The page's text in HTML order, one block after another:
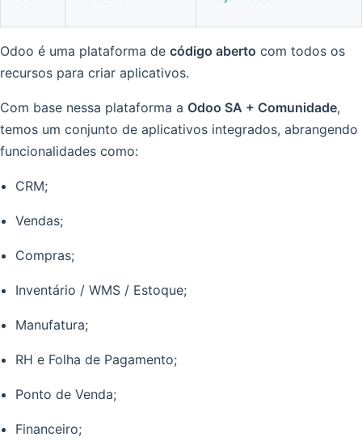
Odoo é uma plataforma de código aberto com todos os
recursos para criar aplicativos.
Com base nessa plataforma a Odoo SA + Comunidade,
temos um conjunto de aplicativos integrados, abrangendo
funcionalidades como:
CRM;
Vendas;
Compras;
Inventário / WMS / Estoque;
Manufatura;
RH e Folha de Pagamento;
Ponto de Venda;
Financeiro;